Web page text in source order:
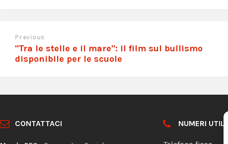
Previous
"Tra le stelle e il mare": il film sul bullismo
disponibile per le scuole
CONTATTACI NUMERI UTILI